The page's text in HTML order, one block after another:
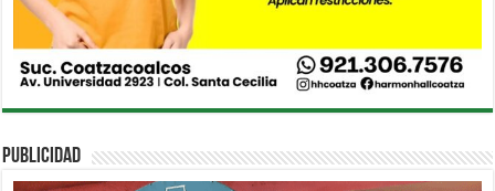
PUBLICIDAD